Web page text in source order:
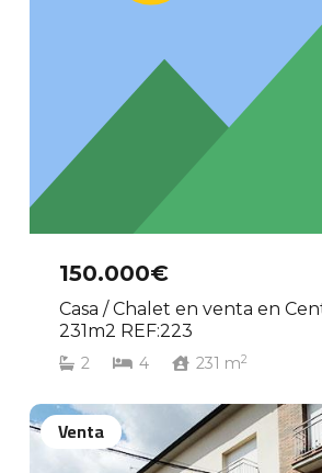
150.000€
Casa / Chalet en venta en
231m2 REF:223
2 4 231 m2
Venta